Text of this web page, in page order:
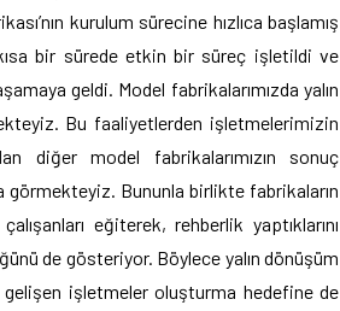
kurulum sürecine hızlıca başlamış
bir sürede etkin bir süreç işletildi ve
geldi. Model fabrikalarımızda yalın
Bu faaliyetlerden işletmelerimizin
diğer model fabrikalarımızın sonuç
görmekteyiz. Bununla birlikte fabrikaların
eğiterek, rehberlik yaptıklarını
de gösteriyor. Böylece yalın dönüşüm
gelişen işletmeler oluşturma hedefine de